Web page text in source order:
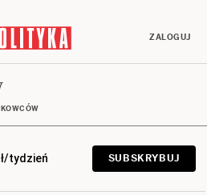
ZALOGUJ
tydzień SUBSKRYBUJ